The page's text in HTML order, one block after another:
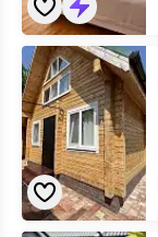
Дом
под-
ключ
Октябрьская
2/
а
на
карте